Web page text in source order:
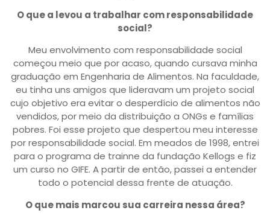
O que a levou a trabalhar com responsabilidade
social?
Meu envolvimento com responsabilidade social
começou meio que por acaso, quando cursava minha
graduação em Engenharia de Alimentos. Na faculdade,
eu tinha uns amigos que lideravam um projeto social
cujo objetivo era evitar o desperdício de alimentos não
vendidos, por meio da distribuição a ONGs e famílias
pobres. Foi esse projeto que despertou meu interesse
por responsabilidade social. Em meados de 1998, entrei
para o programa de trainne da fundação Kellogs e fiz
um curso no GIFE. A partir de então, passei a entender
todo o potencial dessa frente de atuação.
O que mais marcou sua carreira nessa área?